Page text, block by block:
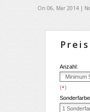
On 06, Mar 2014 |
Anzahl:
(*)